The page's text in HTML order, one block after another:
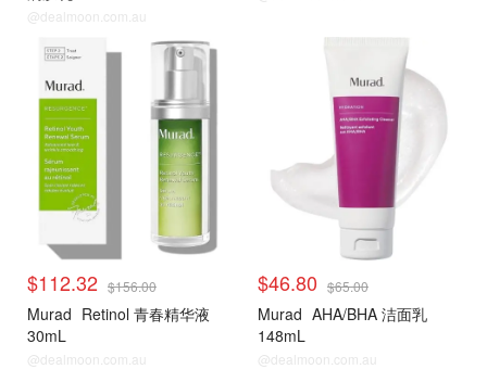
@dealmoon.com.au
$112.32 $156.00
Murad Retinol 青春精华液
30mL
@dealmoon.com.au
$46.80 $65.00
Murad AHA/BHA 洁面乳
148mL
@dealmoon.com.au